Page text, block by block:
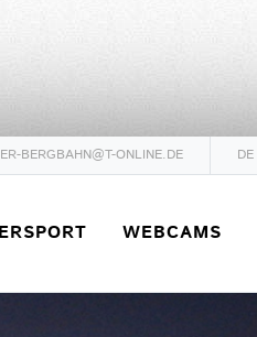
BERGBAHN@T-ONLINE.DE DE
WEBCAMS